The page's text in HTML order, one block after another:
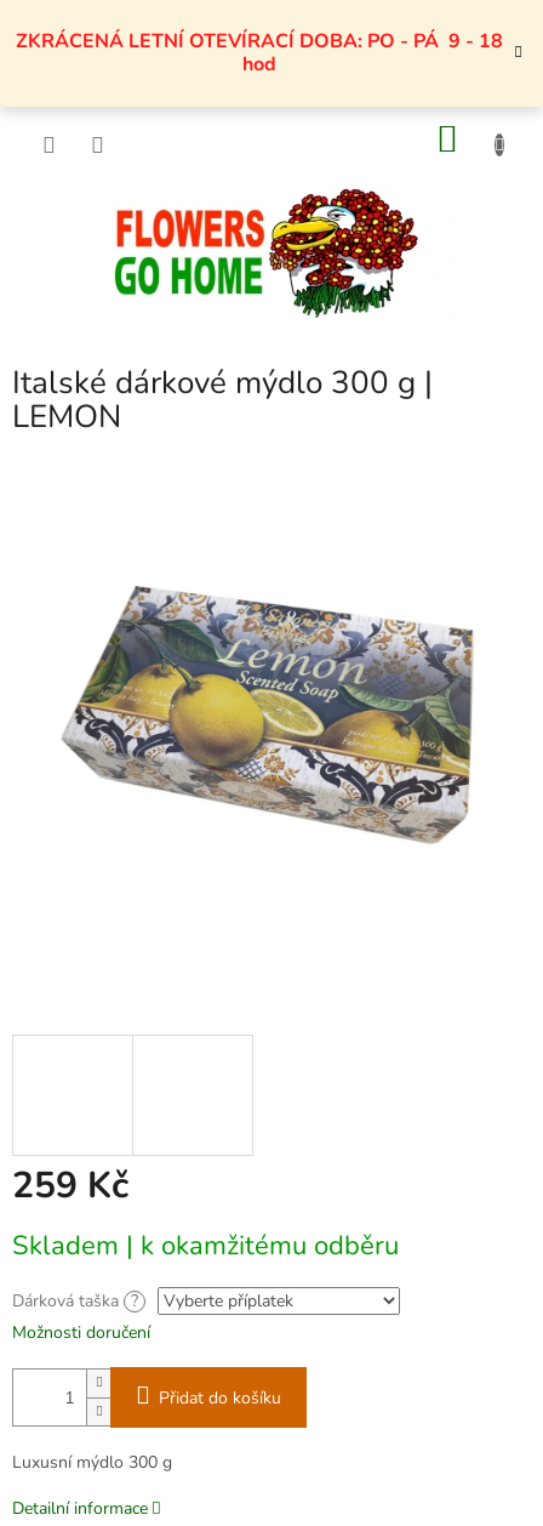
naZKRÁCENÁ LETNÍ OTEVÍRACÍ DOBA: PO - PÁ 9 - 18
hod
Italské dárkové mýdlo 300 g |
LEMON
259 Kč
cena:
Skladem | k okamžitému odběru
Dárková taška ?
Možnosti doručení
Přidat do košíku
Luxusní mýdlo 300 g
Detailní informace